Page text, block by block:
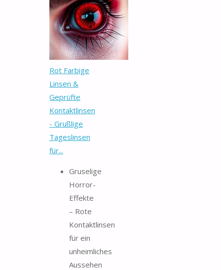
Rot Farbige
Linsen &
Geprüfte
Kontaktlinsen
- Grußlige
Tageslinsen
für...
Gruselige
Horror-
Effekte
– Rote
Kontaktlinsen
für ein
unheimliches
Aussehen